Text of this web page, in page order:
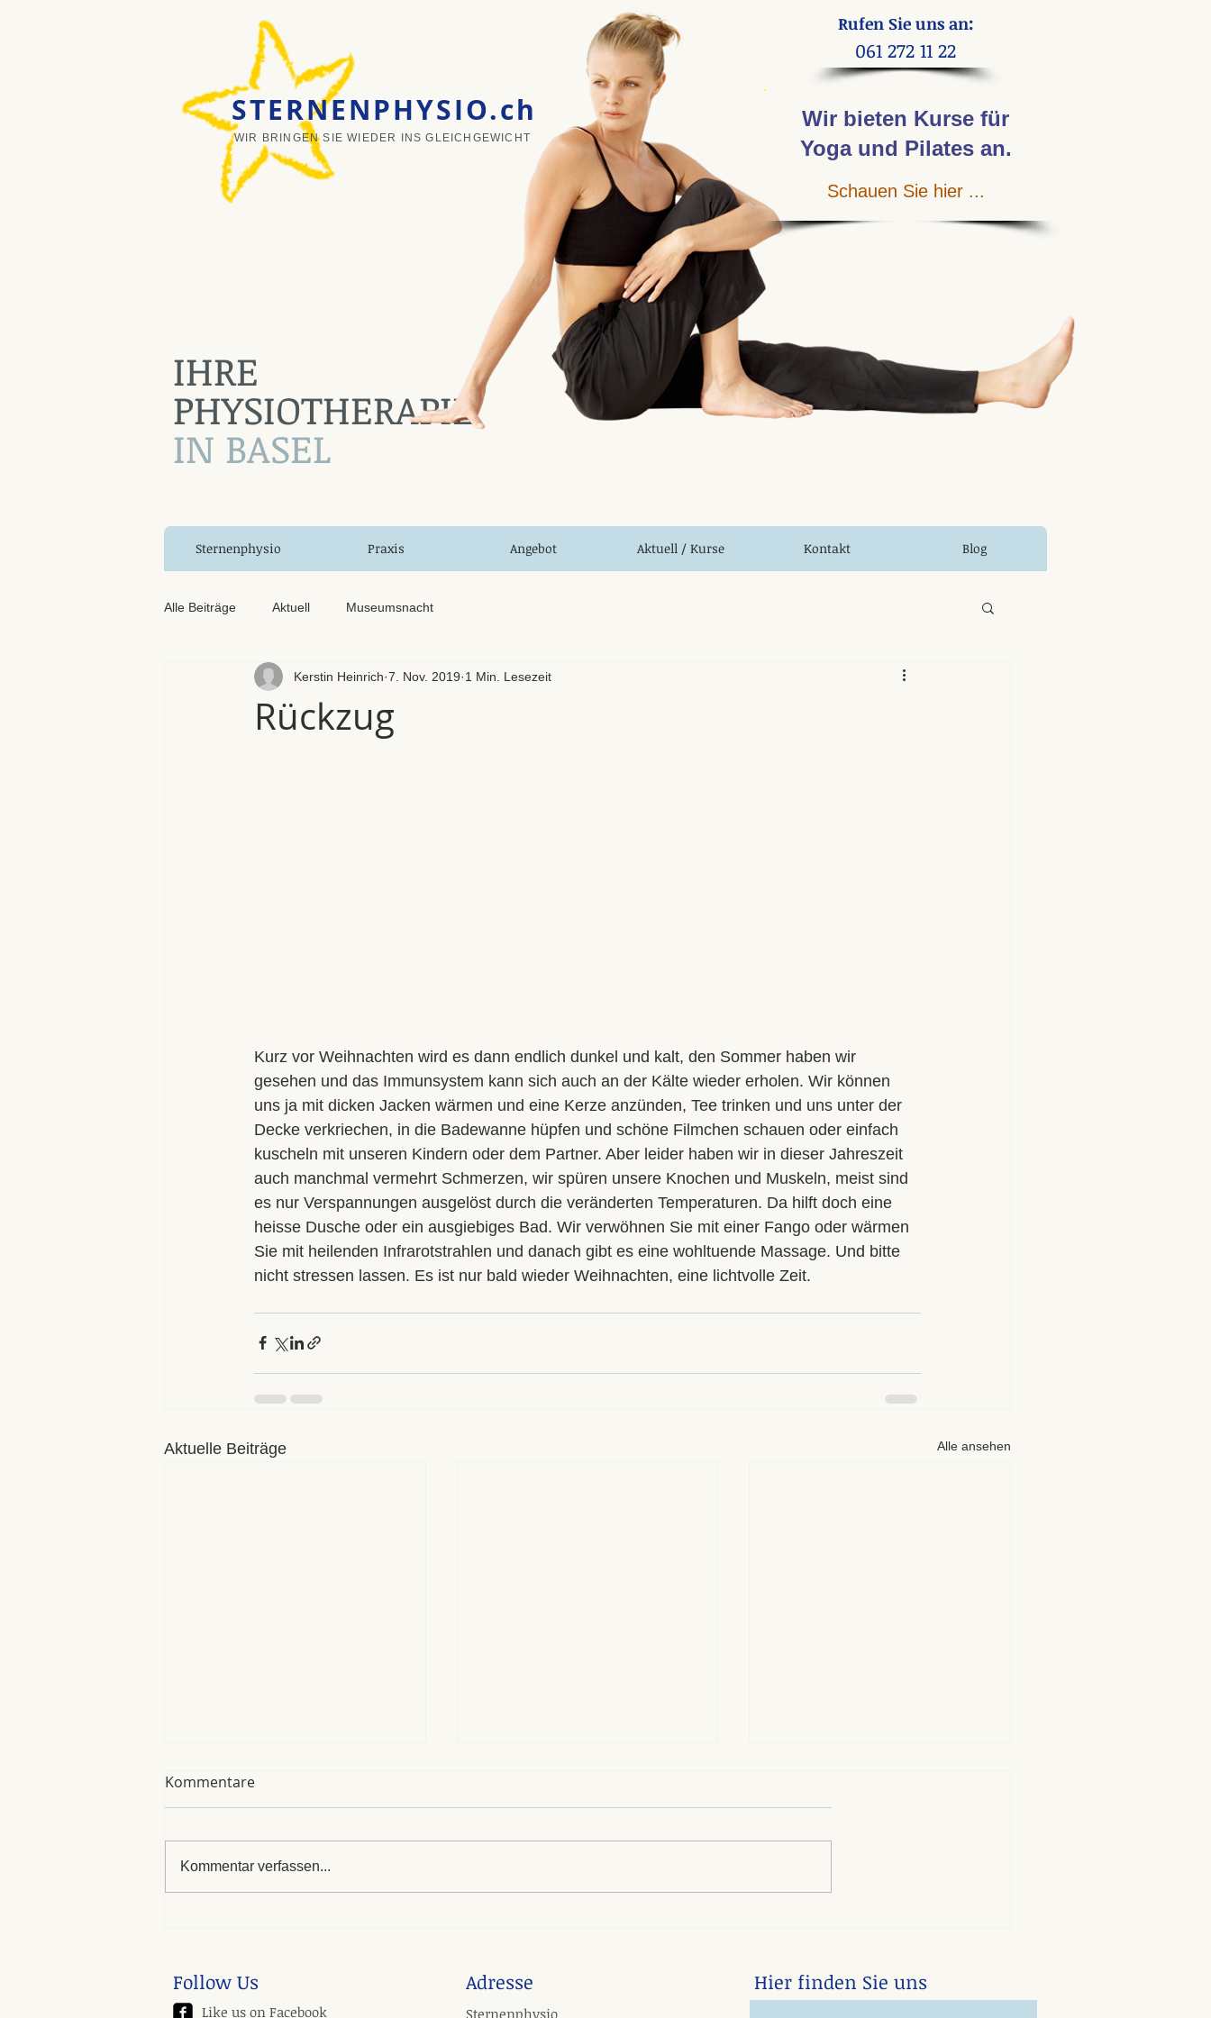
STERNENPHYSIO.ch
WIR BRINGEN SIE WIEDER INS GLEICHGEWICHT
IHRE
PHYSIOTHERAPIE
IN BASEL
Rufen Sie uns an:
061 272 11 22
Wir bieten Kurse für
Yoga und Pilates an.
Schauen Sie hier ...
Sternenphysio Praxis Angebot Aktuell / Kurse Kontakt Blog
Alle Beiträge Aktuell Museumsnacht
Rückzug
Kerstin Heinrich 7. Nov. 2019 1 Min. Lesezeit
Kurz vor Weihnachten wird es dann endlich dunkel und kalt, den Sommer haben wir
gesehen und das Immunsystem kann sich auch an der Kälte wieder erholen. Wir können
uns ja mit dicken Jacken wärmen und eine Kerze anzünden, Tee trinken und uns unter der
Decke verkriechen, in die Badewanne hüpfen und schöne Filmchen schauen oder einfach
kuscheln mit unseren Kindern oder dem Partner. Aber leider haben wir in dieser Jahreszeit
auch manchmal vermehrt Schmerzen, wir spüren unsere Knochen und Muskeln, meist sind
es nur Verspannungen ausgelöst durch die veränderten Temperaturen. Da hilft doch eine
heisse Dusche oder ein ausgiebiges Bad. Wir verwöhnen Sie mit einer Fango oder wärmen
Sie mit heilenden Infrarotstrahlen und danach gibt es eine wohltuende Massage. Und bitte
nicht stressen lassen. Es ist nur bald wieder Weihnachten, eine lichtvolle Zeit.
Aktuelle Beiträge Alle ansehen
Winterzeit Skifahrzeit
Kommentare
Kommentar verfassen...
Follow Us
Like us on Facebook
Adresse
Sternenphysio
Hier finden Sie uns